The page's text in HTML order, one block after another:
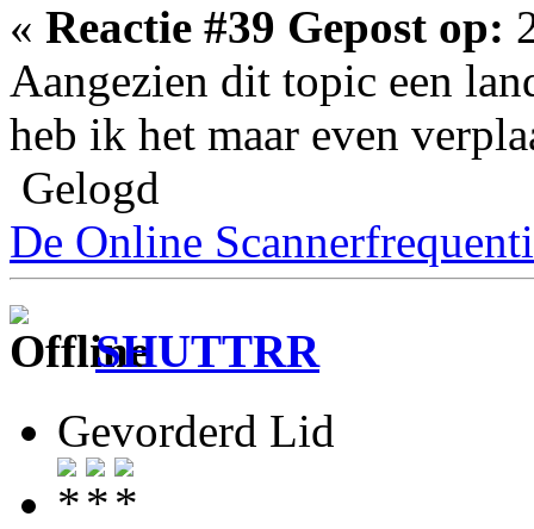
« Reactie #39 Gepost op:
Aangezien dit topic een
heb ik het maar even
Gelogd
De Online
SHUTTRR
Gevorderd Lid